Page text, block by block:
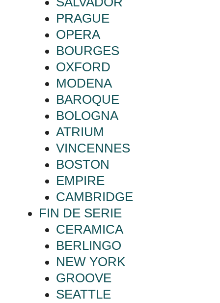
PRAGUE
OPERA
BOURGES
OXFORD
MODENA
BAROQUE
BOLOGNA
ATRIUM
VINCENNES
BOSTON
EMPIRE
CAMBRIDGE
FIN DE SERIE
CERAMICA
BERLINGO
NEW YORK
GROOVE
SEATTLE